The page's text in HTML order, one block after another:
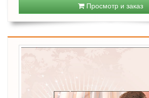
Просмотр и заказ